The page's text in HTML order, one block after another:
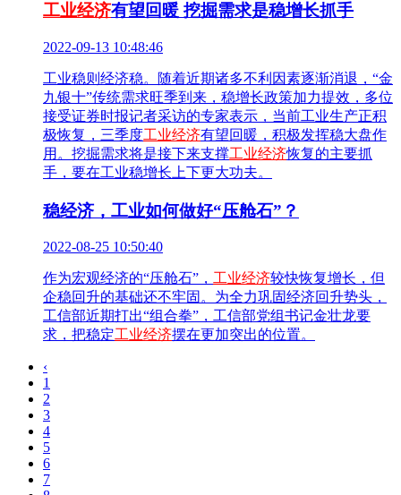
工业经济有望回暖 挖掘需求是稳增长抓手
2022-09-13 10:48:46
工业稳则经济稳。随着近期诸多不利因素逐渐消退，“金
九银十”传统需求旺季到来，稳增长政策加力提效，多位
接受证券时报记者采访的专家表示，当前工业生产正积
极恢复，三季度工业经济有望回暖，积极发挥稳大盘作
用。挖掘需求将是接下来支撑工业经济恢复的主要抓
手，要在工业稳增长上下更大功夫。
稳经济，工业如何做好“压舱石”？
2022-08-25 10:50:40
作为宏观经济的“压舱石”， 工业经济较快恢复增长，但
企稳回升的基础还不牢固。为全力巩固经济回升势头，
工信部近期打出“组合拳”，工信部党组书记金壮龙要
求，把稳定工业经济摆在更加突出的位置。
‹
1
2
3
4
5
6
7